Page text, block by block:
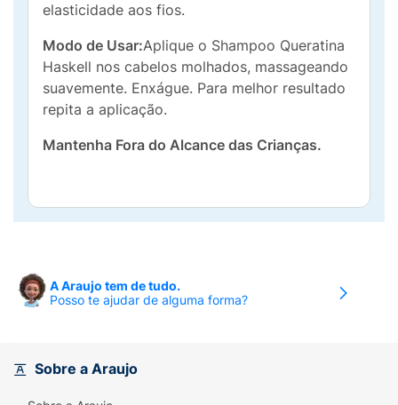
elasticidade aos fios.
Modo de Usar:Aplique o Shampoo Queratina
Haskell nos cabelos molhados, massageando
suavemente. Enxágue. Para melhor resultado
repita a aplicação.
Mantenha Fora do Alcance das Crianças.
A Araujo tem de tudo.
Posso te ajudar de alguma forma?
Sobre a Araujo